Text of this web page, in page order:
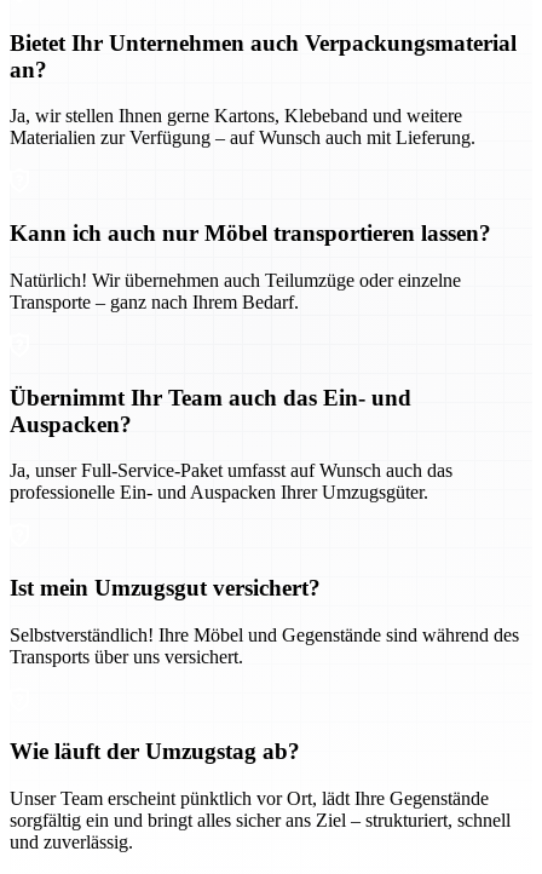
Bietet Ihr Unternehmen auch Verpackungsmaterial
an?
Ja, wir stellen Ihnen gerne Kartons, Klebeband und weitere
Materialien zur Verfügung – auf Wunsch auch mit Lieferung.
Kann ich auch nur Möbel transportieren lassen?
Natürlich! Wir übernehmen auch Teilumzüge oder einzelne
Transporte – ganz nach Ihrem Bedarf.
Übernimmt Ihr Team auch das Ein- und
Auspacken?
Ja, unser Full-Service-Paket umfasst auf Wunsch auch das
professionelle Ein- und Auspacken Ihrer Umzugsgüter.
Ist mein Umzugsgut versichert?
Selbstverständlich! Ihre Möbel und Gegenstände sind während des
Transports über uns versichert.
Wie läuft der Umzugstag ab?
Unser Team erscheint pünktlich vor Ort, lädt Ihre Gegenstände
sorgfältig ein und bringt alles sicher ans Ziel – strukturiert, schnell
und zuverlässig.